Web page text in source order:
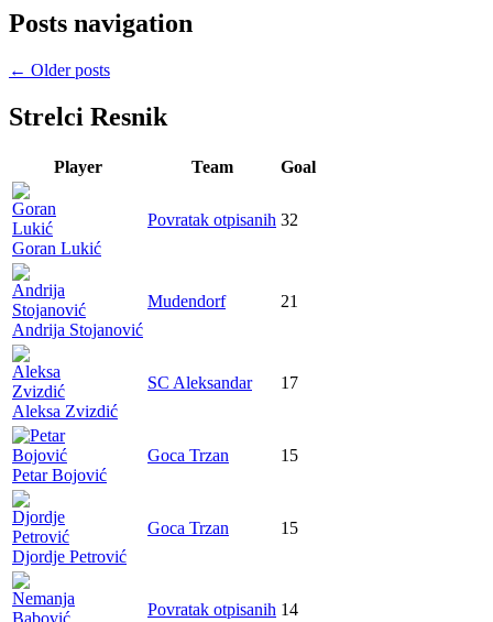
Posts navigation
← Older posts
Strelci Resnik
Player Team Goal
Goran Lukić
Povratak otpisanih 32
Andrija Stojanović
Mudendorf 21
Aleksa Zvizdić
SC Aleksandar 17
Petar Bojović
Goca Trzan 15
Djordje Petrović
Goca Trzan 15
Povratak otpisanih 14